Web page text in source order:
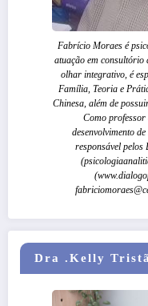
Fabrício Moraes é
atuação em consultório
olhar integrativo, é
Família, Teoria e
Chinesa, além de
Como professor
desenvolvimento
responsável pelos
Dra .Kelly